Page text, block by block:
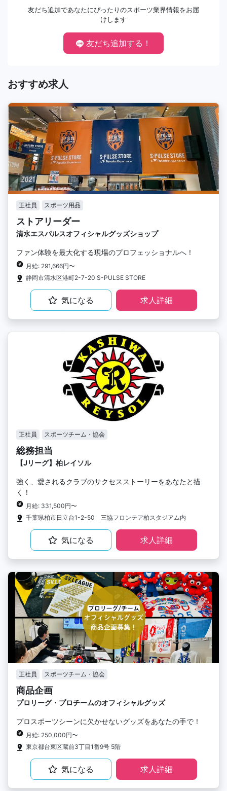
友だち追加であなたにぴったりのスポーツ業界情報をお届
けします
友だち追加する！
おすすめ求人
正社員 スポーツ用品
ストアリーダー
清水エスパルスオフィシャルグッズショップ
ファン体験を最大化する現場のプロフェッショナルへ！
月給: 291,666円〜
静岡市清水区港町2-7-20 S-PULSE STORE
気になる 求人詳細
正社員 スポーツチーム・協会
総務担当
【Jリーグ】柏レイソル
強く、愛されるクラブのサクセスストーリーをあなたと描
く！
月給: 331,500円〜
千葉県柏市日立台1-2-50 三協フロンテア柏スタジアム内
気になる 求人詳細
正社員 スポーツチーム・協会
商品企画
プロリーグ・プロチームのオフィシャルグッズ
プロスポーツシーンに欠かせないグッズをあなたの手で！
月給: 250,000円〜
東京都台東区蔵前3丁目1番9号 5階
気になる 求人詳細